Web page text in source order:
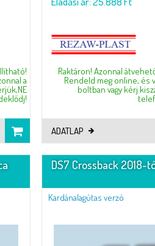
a
Raktáron! Azonnal
Rendeld meg online, és
boltban vagy kérj
ADATLAP
DS7 Crossback 2018-
Kardánalagútas verzó